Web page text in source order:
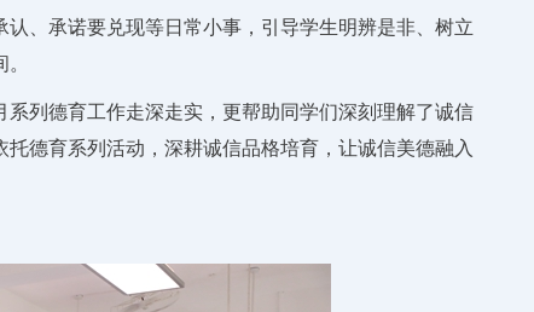
、承诺要兑现等日常小事，引导学生明辨是非、树立
列德育工作走深走实，更帮助同学们深刻理解了诚信
德育系列活动，深耕诚信品格培育，让诚信美德融入